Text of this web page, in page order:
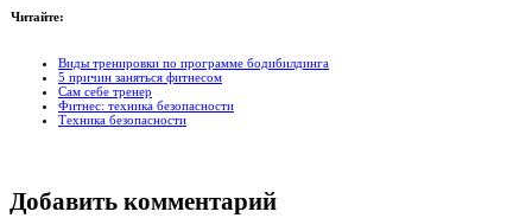
Читайте:
Виды тренировки по программе бодибилдинга
5 причин заняться фитнесом
Сам себе тренер
Фитнес: техника безопасности
Техника безопасности
Добавить комментарий